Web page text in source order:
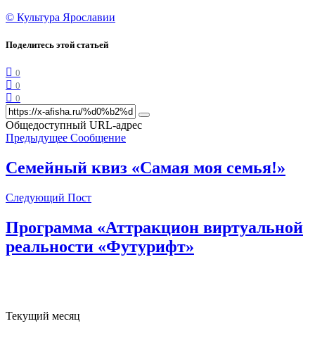
© Культура Ярославии
Поделитесь этой статьей
0
0
0
Общедоступный URL-адрес
Предыдущее Сообщение
Семейный квиз «Самая моя семья!»
Следующий Пост
Программа «Аттракцион виртуальной
реальности «Футурифт»
Текущий месяц